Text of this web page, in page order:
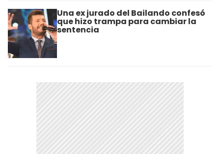
Una ex jurado del Bailando confesó
que hizo trampa para cambiar la
sentencia